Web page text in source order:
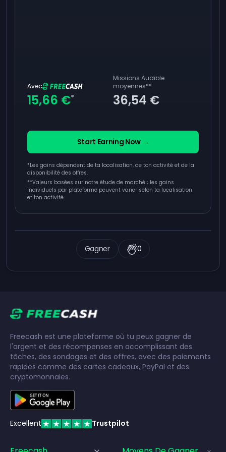
Avec
15,66 €*
Missions Audible
moyennes**
36,54 €
Start Earning Now →
*Les gains dépendent de ta localisation, de ton activité et de la
disponibilité des offres.
**Valeurs basées sur notre étude de marché ; les gains
individuels par plateforme peuvent varier selon ta localisation
et ton activité
Gagner 0
Freecash est une plateforme où tu peux gagner de
l'argent et des récompenses en accomplissant des
tâches, des sondages et des offres, avec des paiements
rapides comme des cartes cadeaux, PayPal et des
cryptomonnaies.
Excellent Trustpilot